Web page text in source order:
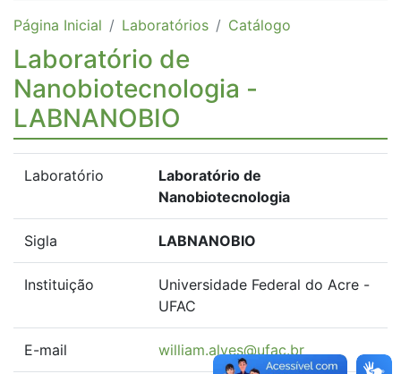
Página Inicial Laboratórios Catálogo
Laboratório de
Nanobiotecnologia -
LABNANOBIO
Laboratório
Laboratório de
Nanobiotecnologia
Sigla LABNANOBIO
Instituição
Universidade Federal do Acre -
UFAC
E-mail william.alves@ufac.br